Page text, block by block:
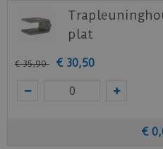
plat
€ 35,90 € 30,50
€ 0,